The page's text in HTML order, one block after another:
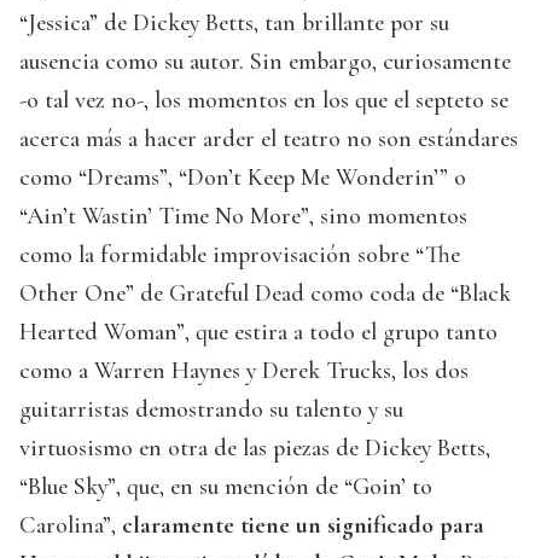
“Jessica” de Dickey Betts, tan brillante por su
ausencia como su autor. Sin embargo, curiosamente
-o tal vez no-, los momentos en los que el septeto se
acerca más a hacer arder el teatro no son estándares
como “Dreams”, “Don’t Keep Me Wonderin’” o
“Ain’t Wastin’ Time No More”, sino momentos
como la formidable improvisación sobre “The
Other One” de Grateful Dead como coda de “Black
Hearted Woman”, que estira a todo el grupo tanto
como a Warren Haynes y Derek Trucks, los dos
guitarristas demostrando su talento y su
virtuosismo en otra de las piezas de Dickey Betts,
“Blue Sky”, que, en su mención de “Goin’ to
Carolina”, claramente tiene un significado para